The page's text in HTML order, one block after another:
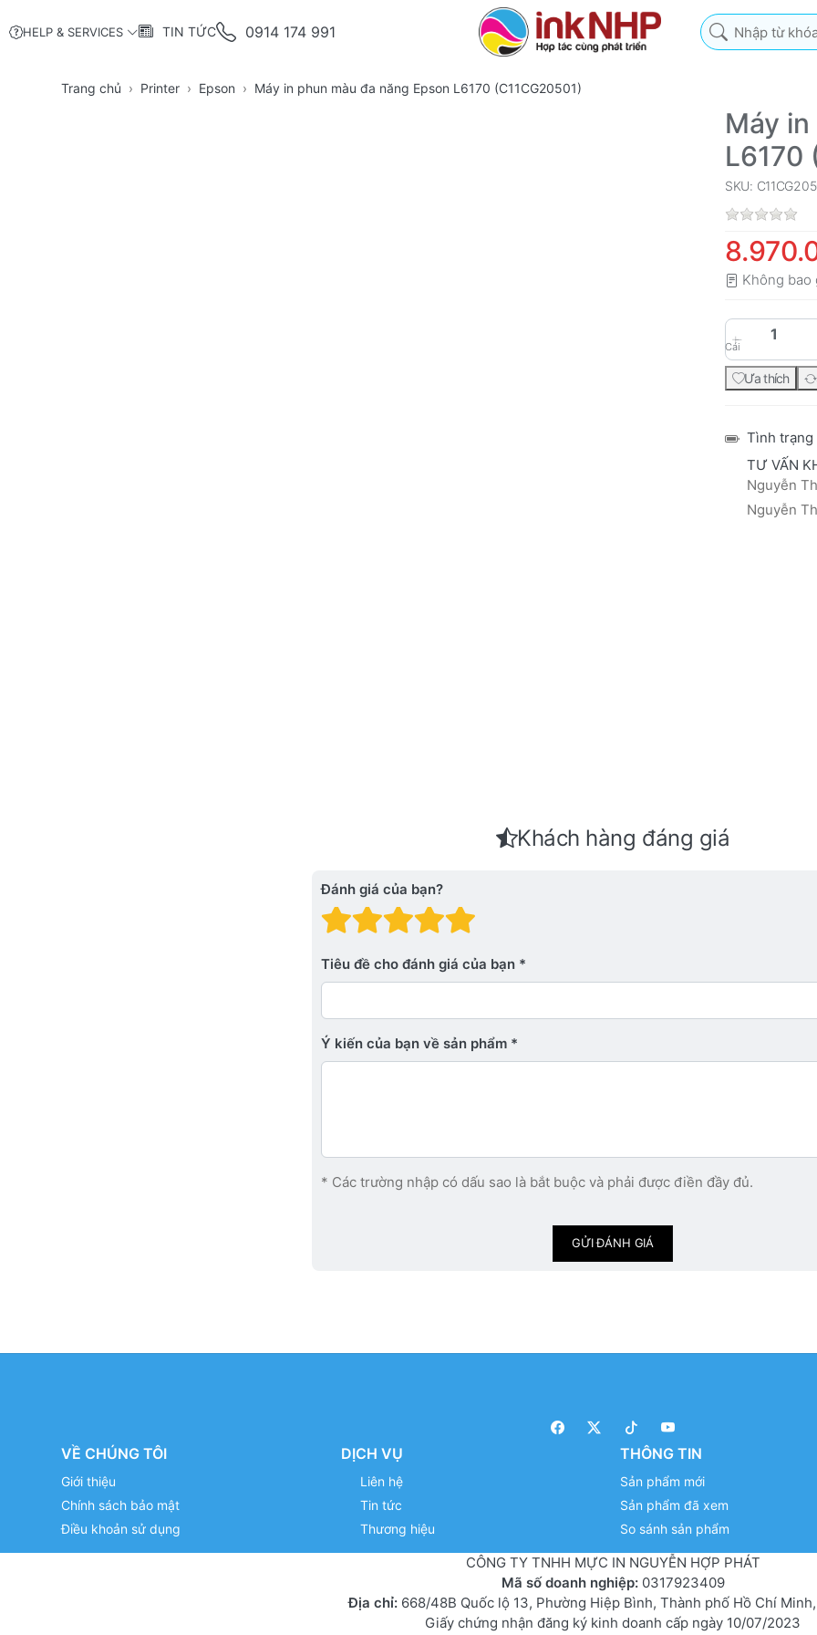
HELP & SERVICES TIN TỨC 0914 174 991
Nhập từ khóa tìm
Trang chủ Printer Epson Máy in phun màu đa năng Epson L6170 (C11CG20501)
Máy
L6170
SKU:
Không bao
Cái
Ưa thích
Tình trạng
TƯ VẤN
Nguyễn
Nguyễn
Khách hàng đáng giá
Đánh giá của bạn?
Đánh giá: 4 trên 5 sao.
Đánh giá: 3 trên 5 sao.
Đánh giá: 2 trên 5 sao.
Đánh giá: 1 trên 5 sao. Xấu
Tiêu đề cho đánh giá của bạn
Ý kiến ​​của bạn về sản phẩm
* Các trường nhập có dấu sao là bắt buộc và phải được điền đầy đủ.
GỬI ĐÁNH GIÁ
VỀ CHÚNG TÔI
Giới thiệu
Chính sách bảo mật
Điều khoản sử dụng
DỊCH VỤ
Liên hệ
Tin tức
Thương hiệu
THÔNG TIN
Sản phẩm mới
Sản phẩm đã xem
So sánh sản phẩm
CÔNG TY TNHH MỰC IN NGUYỄN HỢP PHÁT
Mã số doanh nghiệp: 0317923409
Địa chỉ:668/48B Quốc lộ 13, Phường Hiệp Bình, Thành phố Hồ Chí
Giấy chứng nhận đăng ký kinh doanh cấp ngày 10/07/2023